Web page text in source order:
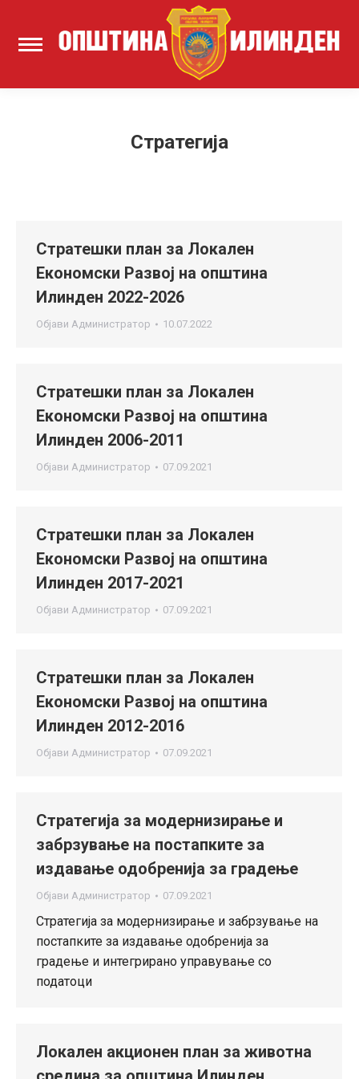
Стратегија
Стратешки план за Локален
Економски Развој на општина
Илинден 2022-2026
Објави Администратор 10.07.2022
Стратешки план за Локален
Економски Развој на општина
Илинден 2006-2011
Објави Администратор 07.09.2021
Стратешки план за Локален
Економски Развој на општина
Илинден 2017-2021
Објави Администратор 07.09.2021
Стратешки план за Локален
Економски Развој на општина
Илинден 2012-2016
Објави Администратор 07.09.2021
Стратегија за модернизирање и
забрзување на постапките за
издавање одобренија за градење
Објави Администратор 07.09.2021
Стратегија за модернизирање и забрзување на
постапките за издавање одобренија за
градење и интегрирано управување со
податоци
Локален акционен план за животна